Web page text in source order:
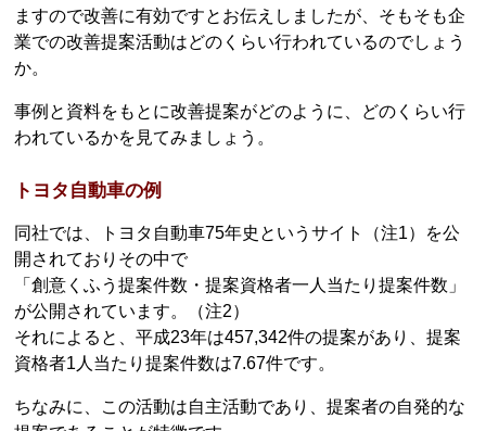
ますので改善に有効ですとお伝えしましたが、そもそも企
業での改善提案活動はどのくらい行われているのでしょう
か。
事例と資料をもとに改善提案がどのように、どのくらい行
われているかを見てみましょう。
トヨタ自動車の例
同社では、トヨタ自動車75年史というサイト（注1）を公
開されておりその中で
「創意くふう提案件数・提案資格者一人当たり提案件数」
が公開されています。（注2）
それによると、平成23年は457,342件の提案があり、提案
資格者1人当たり提案件数は7.67件です。
ちなみに、この活動は自主活動であり、提案者の自発的な